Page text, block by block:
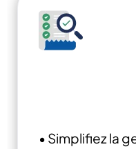
• Simplifiez la